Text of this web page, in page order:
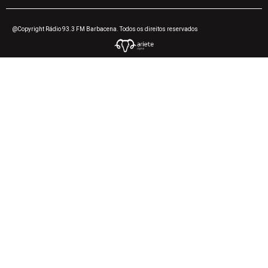
@Copyright Rádio 93.3 FM Barbacena. Todos os direitos reservados